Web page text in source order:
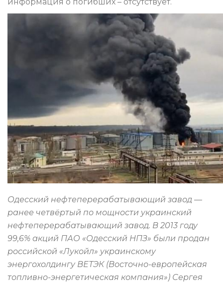
Одесский нефтеперерабатывающий завод —
ранее четвёртый по мощности украинский
нефтеперерабатывающий завод. В 2013 году
99,6% акций ПАО «Одесский НПЗ» были продан
российской «Лукойл» украинскому
энергохолдингу ВЕТЭК (Восточно-европейская
топливно-энергетическая компания») Сергея